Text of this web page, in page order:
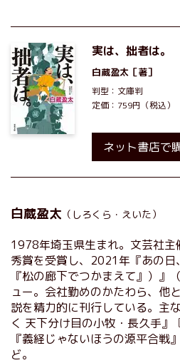
実は、拙者は。
白蔵盈太 ［著］
判型：文庫判
定価：759円（税込）
ネット書店で
白蔵盈太 （しろくら・えいた）
1978年埼玉県生まれ。文芸社
秀賞を受賞し、2021年『あの日
『松の廊下でつかまえて』）』
ュー。会社勤めのかたわら、他
説を精力的に刊行している。主
く 天下分け目の小牧・長久手』
『義経じゃないほうの源平合戦
ど。